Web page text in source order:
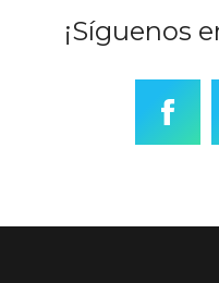
¡Síguenos